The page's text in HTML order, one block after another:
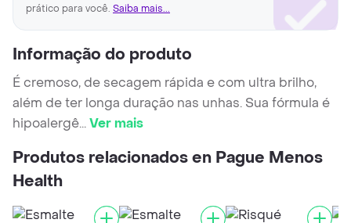
prático para você. Saiba mais...
Informação do produto
É cremoso, de secagem rápida e com ultra brilho,
além de ter longa duração nas unhas. Sua fórmula é
hipoalergê...Ver mais
Produtos relacionados en Pague Menos
Health